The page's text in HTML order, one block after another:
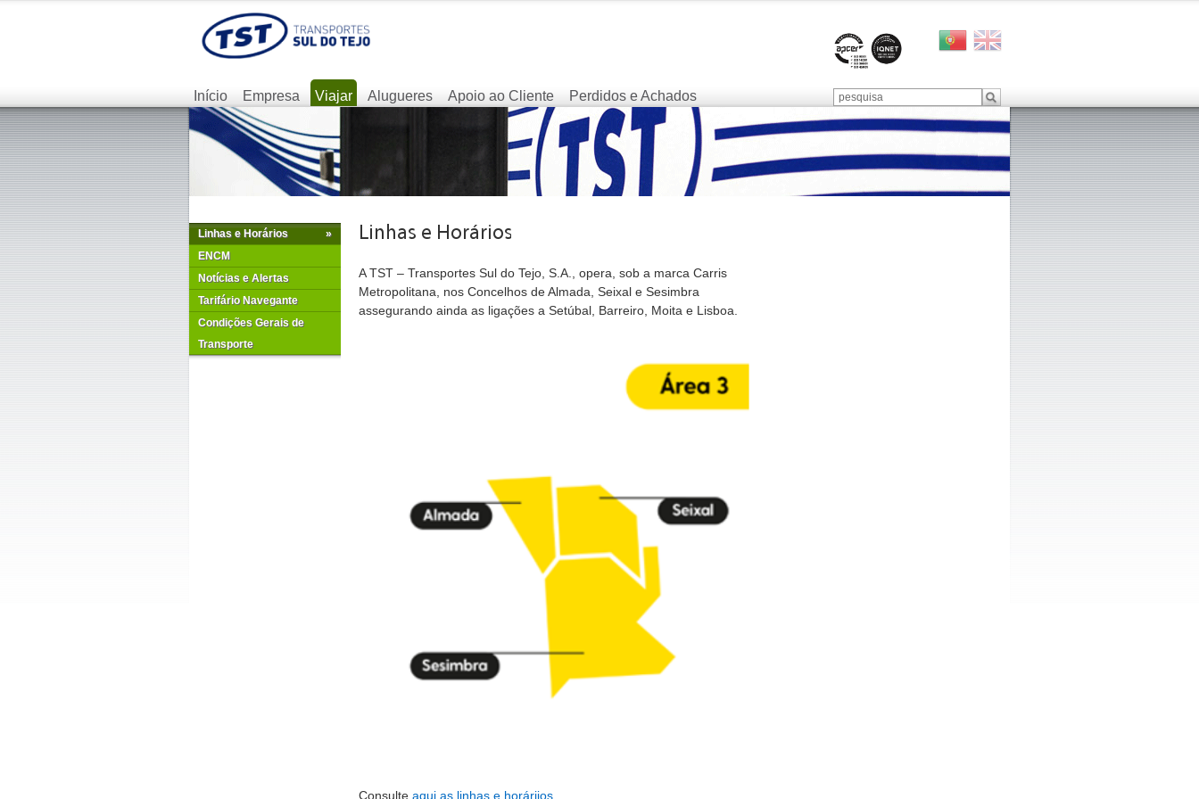
Início Empresa Viajar Alugueres Apoio ao Cliente Perdidos e Achados
»
Linhas e Horários
ENCM
Notícias e Alertas
Tarifário Navegante
Condições Gerais de
Transporte
A TST – Transportes Sul do Tejo, S.A., opera, sob a marca Carris
Metropolitana, nos Concelhos de Almada, Seixal e Sesimbra
assegurando ainda as ligações a Setúbal, Barreiro, Moita e Lisboa.
Consulte aqui as linhas e horáriios